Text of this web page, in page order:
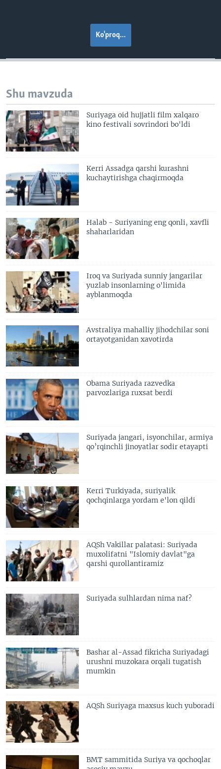
Ko'proq...
Shu mavzuda
Suriyaga oid hujjatli film xalqaro
kino festivali sovrindori bo'ldi
Kerri Assadga qarshi kurashni
kuchaytirishga chaqirmoqda
Halab - Suriyaning eng qonli, xavfli
shaharlaridan
Iroq va Suriyada sunniy jangarilar
yuzlab insonlarning o'limida
ayblanmoqda
Avstraliya mahalliy jihodchilar soni
ortayotganidan xavotirda
Obama Suriyada razvedka
parvozlariga ruxsat berdi
Suriyada jangari, isyonchilar, armiya
qo’rqinchli jinoyatlar sodir etayapti
Kerri Turkiyada, suriyalik
qochqinlarga yordam e'lon qildi
AQSh Vakillar palatasi: Suriyada
muxolifatni "Islomiy davlat"ga
qarshi qurollantiramiz
Suriyada sulhlardan nima naf?
Bashar al-Assad fikricha Suriyadagi
urushni muzokara orqali tugatish
mumkin
AQSh Suriyaga maxsus kuch yuboradi
BMT sammitida Suriya va qochoqlar